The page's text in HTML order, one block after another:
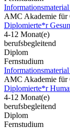
AMC Akademie für
Diplomierte*r
4-12 Monat(e)
berufsbegleitend
Diplom
Fernstudium
AMC Akademie für
Diplomierte*r
4-12 Monat(e)
berufsbegleitend
Diplom
Fernstudium